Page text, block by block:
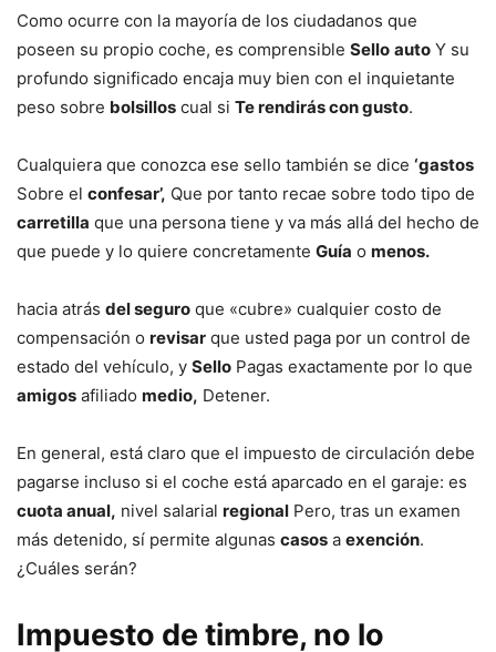
Como ocurre con la mayoría de los ciudadanos que
poseen su propio coche, es comprensible Sello auto Y su
profundo significado encaja muy bien con el inquietante
peso sobre bolsillos cual si Te rendirás con gusto.
Cualquiera que conozca ese sello también se dice ‘gastos
Sobre el confesar’, Que por tanto recae sobre todo tipo de
carretilla que una persona tiene y va más allá del hecho de
que puede y lo quiere concretamente Guía o menos.
hacia atrás del seguro que «cubre» cualquier costo de
compensación o revisar que usted paga por un control de
estado del vehículo, y Sello Pagas exactamente por lo que
amigos afiliado medio, Detener.
En general, está claro que el impuesto de circulación debe
pagarse incluso si el coche está aparcado en el garaje: es
cuota anual, nivel salarial regional Pero, tras un examen
más detenido, sí permite algunas casos a exención.
¿Cuáles serán?
Impuesto de timbre, no lo